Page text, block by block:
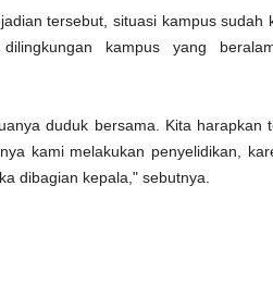
tersebut, situasi kampus sudah
kampus yang
duduk bersama. Kita harapkan
kami melakukan penyelidikan,
dibagian kepala," sebutnya.